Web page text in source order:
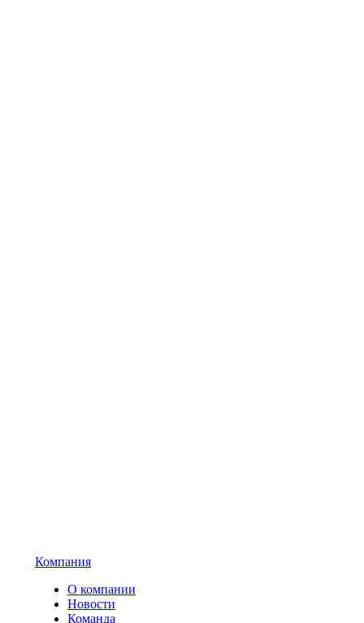
Компания
О компании
Новости
Команда